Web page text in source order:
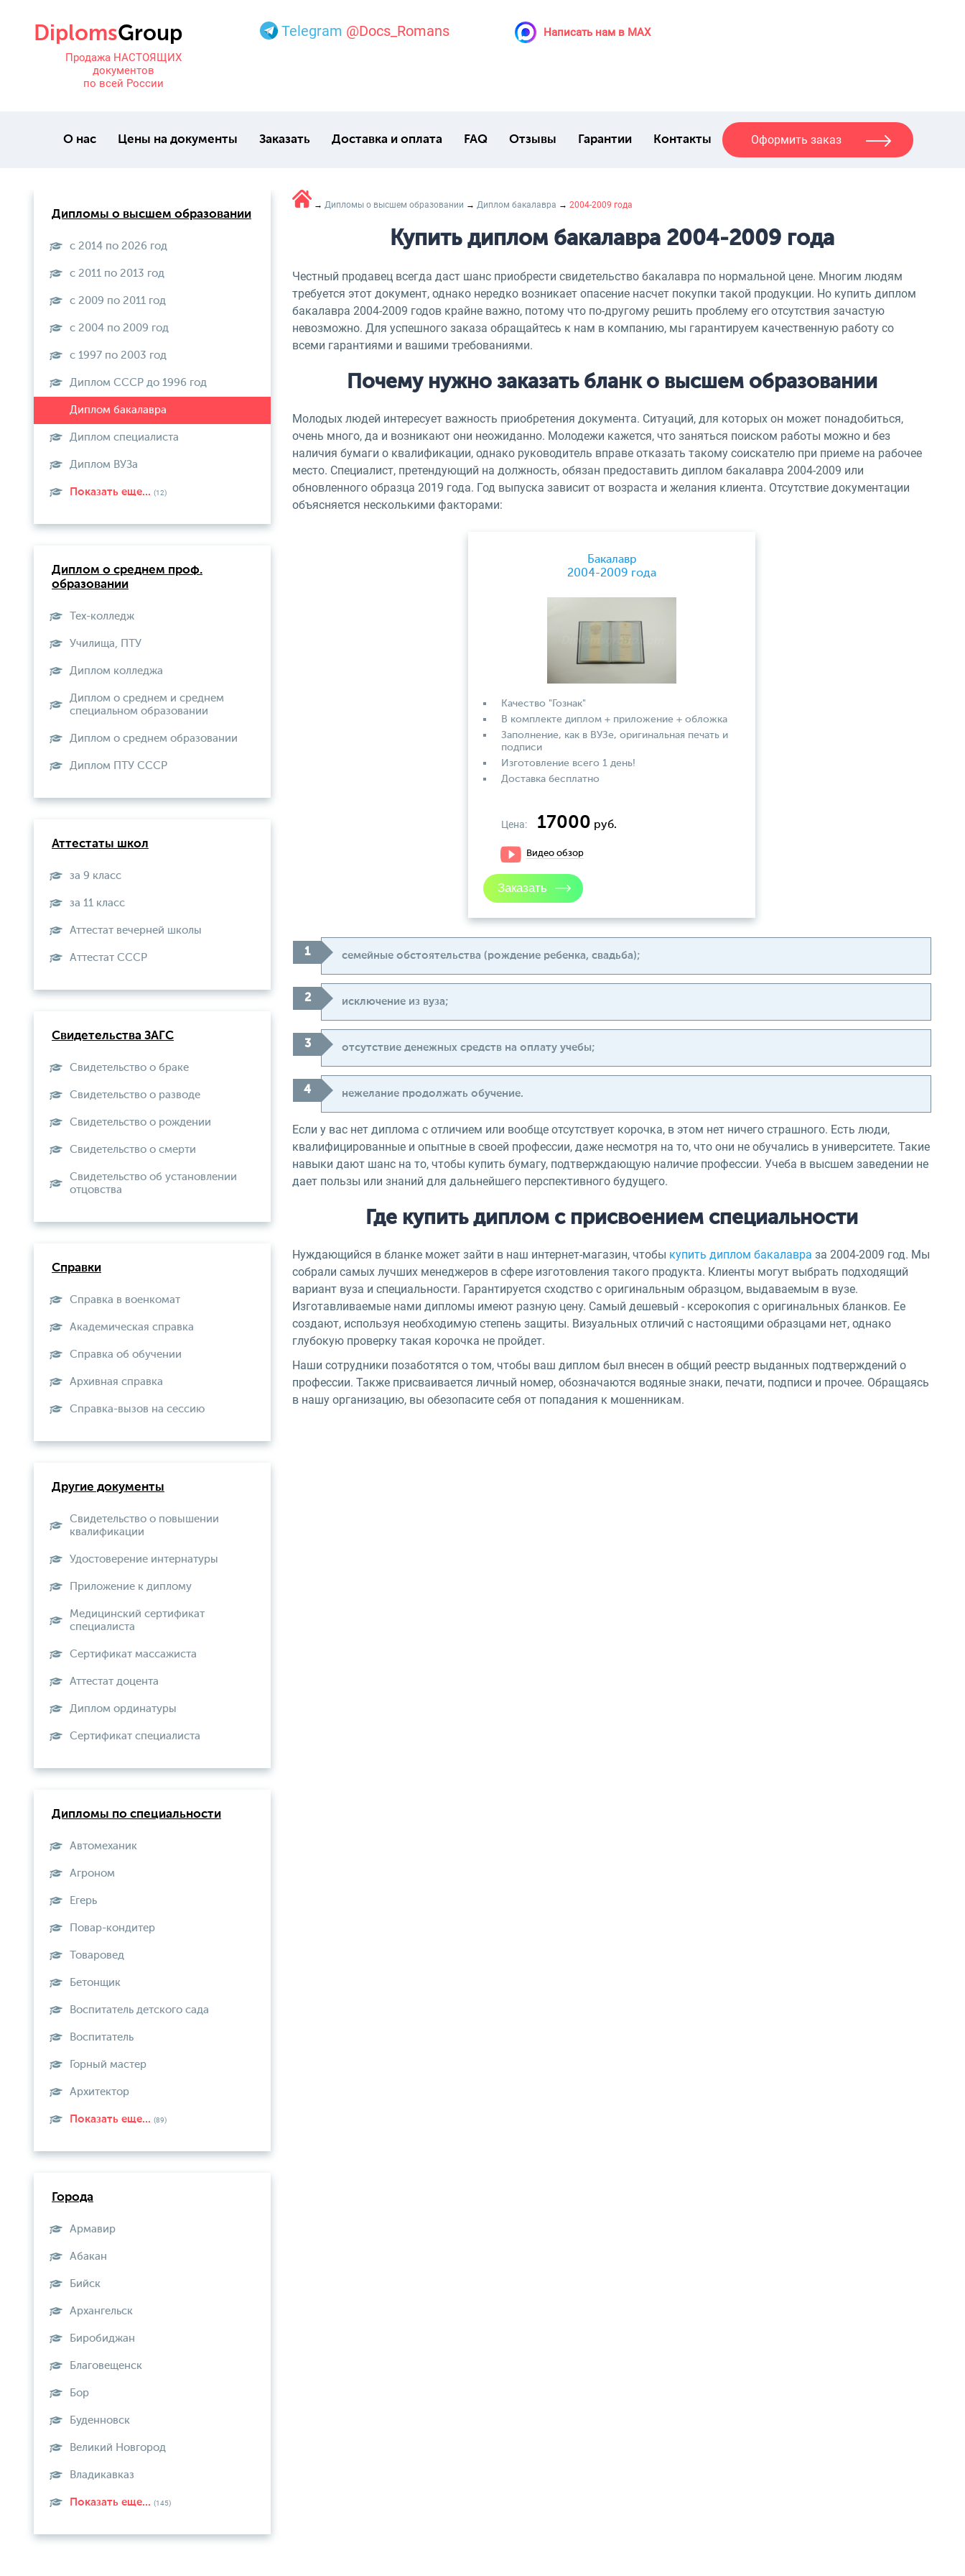
Продажа НАСТОЯЩИХ
документов
по всей России
Telegram @Docs_Romans Написать нам в MAX
О нас Цены на документы Заказать Доставка и оплата FAQ Отзывы Гарантии Контакты Оформить заказ
→ Дипломы о высшем образовании → Диплом бакалавра → 2004-2009 года
Купить диплом бакалавра 2004-2009 года
Честный продавец всегда даст шанс приобрести свидетельство бакалавра по нормальной цене. Многим людям
требуется этот документ, однако нередко возникает опасение насчет покупки такой продукции. Но купить диплом
бакалавра 2004-2009 годов крайне важно, потому что по-другому решить проблему его отсутствия зачастую
невозможно. Для успешного заказа обращайтесь к нам в компанию, мы гарантируем качественную работу со
всеми гарантиями и вашими требованиями.
Почему нужно заказать бланк о высшем образовании
Молодых людей интересует важность приобретения документа. Ситуаций, для которых он может понадобиться,
очень много, да и возникают они неожиданно. Молодежи кажется, что заняться поиском работы можно и без
наличия бумаги о квалификации, однако руководитель вправе отказать такому соискателю при приеме на рабочее
место. Специалист, претендующий на должность, обязан предоставить диплом бакалавра 2004-2009 или
обновленного образца 2019 года. Год выпуска зависит от возраста и желания клиента. Отсутствие документации
объясняется несколькими факторами:
Бакалавр
2004-2009 года
Качество "Гознак"
В комплекте диплом + приложение + обложка
Заполнение, как в ВУЗе, оригинальная печать и
подписи
Изготовление всего 1 день!
Доставка бесплатно
Цена: 17000 руб.
Видео обзор
семейные обстоятельства (рождение ребенка, свадьба);
исключение из вуза;
отсутствие денежных средств на оплату учебы;
нежелание продолжать обучение.
Если у вас нет диплома с отличием или вообще отсутствует корочка, в этом нет ничего страшного. Есть люди,
квалифицированные и опытные в своей профессии, даже несмотря на то, что они не обучались в университете. Такие
навыки дают шанс на то, чтобы купить бумагу, подтверждающую наличие профессии. Учеба в высшем заведении не
дает пользы или знаний для дальнейшего перспективного будущего.
Где купить диплом с присвоением специальности
Нуждающийся в бланке может зайти в наш интернет-магазин, чтобы купить диплом бакалавра за 2004-2009 год. Мы
собрали самых лучших менеджеров в сфере изготовления такого продукта. Клиенты могут выбрать подходящий
вариант вуза и специальности. Гарантируется сходство с оригинальным образцом, выдаваемым в вузе.
Изготавливаемые нами дипломы имеют разную цену. Самый дешевый - ксерокопия с оригинальных бланков. Ее
создают, используя необходимую степень защиты. Визуальных отличий с настоящими образцами нет, однако
глубокую проверку такая корочка не пройдет.
Наши сотрудники позаботятся о том, чтобы ваш диплом был внесен в общий реестр выданных подтверждений о
профессии. Также присваивается личный номер, обозначаются водяные знаки, печати, подписи и прочее. Обращаясь
в нашу организацию, вы обезопасите себя от попадания к мошенникам.
Дипломы о высшем образовании
с 2014 по 2026 год
с 2011 по 2013 год
с 2009 по 2011 год
с 2004 по 2009 год
с 1997 по 2003 год
Диплом СССР до 1996 год
Диплом специалиста
Диплом ВУЗа
Показать еще... (12)
Диплом о среднем проф.
образовании
Тех-колледж
Училища, ПТУ
Диплом колледжа
Диплом о среднем и среднем
специальном образовании
Диплом о среднем образовании
Диплом ПТУ СССР
Аттестаты школ
за 9 класс
за 11 класс
Аттестат вечерней школы
Aттестат СССР
Свидетельства ЗАГС
Свидетельство о браке
Свидетельство о разводе
Свидетельство о рождении
Свидетельство о смерти
Свидетельство об установлении
отцовства
Справки
Справка в военкомат
Академическая справка
Справка об обучении
Архивная справка
Справка-вызов на сессию
Другие документы
Свидетельство о повышении
квалификации
Удостоверение интернатуры
Приложение к диплому
Медицинский сертификат
специалиста
Сертификат массажиста
Аттестат доцента
Диплом ординатуры
Сертификат специалиста
Дипломы по специальности
Автомеханик
Агроном
Егерь
Повар-кондитер
Товаровед
Бетонщик
Воспитатель детского сада
Воспитатель
Горный мастер
Архитектор
Показать еще... (89)
Города
Армавир
Абакан
Бийск
Архангельск
Биробиджан
Благовещенск
Бор
Буденновск
Великий Новгород
Владикавказ
Показать еще... (145)